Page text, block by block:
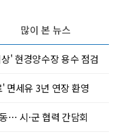
' 현경양수장 용수 점검
면세유 3년 연장 환영
… 시·군 협력 간담회
많이 본 뉴스